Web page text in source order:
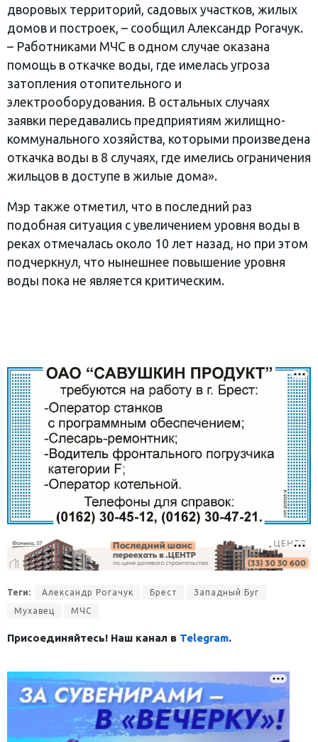
дворовых территорий, садовых участков, жилых
домов и построек, – сообщил Александр Рогачук.
– Работниками МЧС в одном случае оказана
помощь в откачке воды, где имелась угроза
затопления отопительного и
электрооборудования. В остальных случаях
заявки передавались предприятиям жилищно-
коммунального хозяйства, которыми произведена
откачка воды в 8 случаях, где имелись ограничения
жильцов в доступе в жилые дома».
Мэр также отметил, что в последний раз
подобная ситуация с увеличением уровня воды в
реках отмечалась около 10 лет назад, но при этом
подчеркнул, что нынешнее повышение уровня
воды пока не является критическим.
Теги: Александр Рогачук Брест
Западный Буг
Мухавец
МЧС
Присоединяйтесь! Наш канал в Telegram.